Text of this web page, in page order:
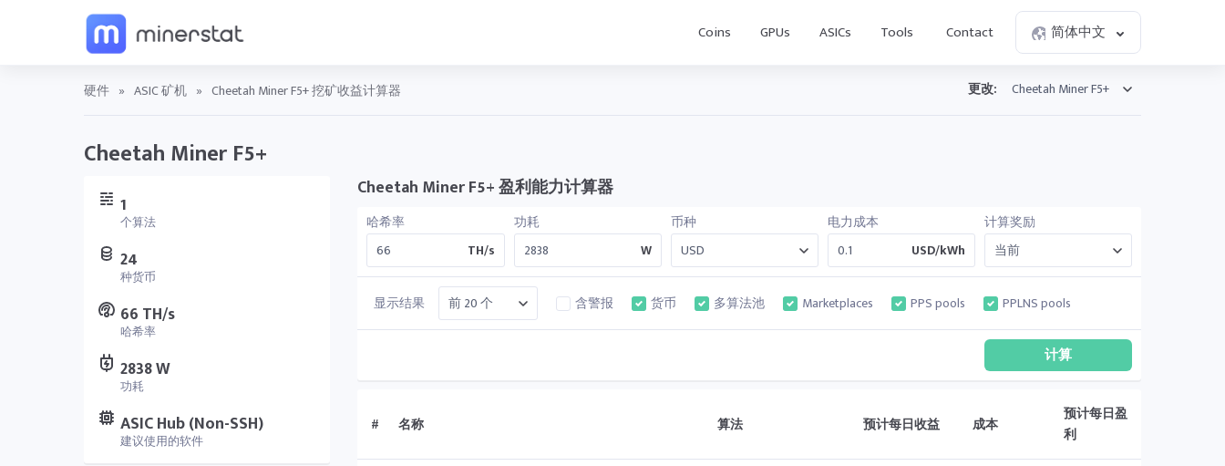
Coins GPUs ASICs Tools Contact 简体中文
硬件 » ASIC 矿机 » Cheetah Miner F5+ 挖矿收益计算器 更改:
Cheetah Miner F5+
1
个算法
24
种货币
66 TH/s
哈希率
2838 W
功耗
ASIC Hub (Non-SSH)
建议使用的软件
Cheetah Miner F5+ 盈利能力计算器
哈希率
TH/s
功耗
W
币种
电力成本
USD/kWh
计算奖励
显示结果 含警报 货币 多算法池 Marketplaces PPS pools PPLNS pools
# 名称 算法 预计每日收益 成本
预计每日盈
利